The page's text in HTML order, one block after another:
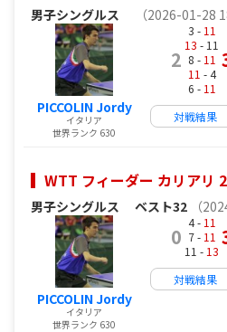
男子シングルス （2026-01-28
PICCOLIN Jordy
イタリア
世界ランク 630
2
3 - 11
13 - 11
8 - 11
11 - 4
6 - 11
対戦結果
WTT フィーダー カリアリ
男子シングルス ベスト32 （
PICCOLIN Jordy
イタリア
世界ランク 630
0
4 - 11
7 - 11
11 - 13
対戦結果